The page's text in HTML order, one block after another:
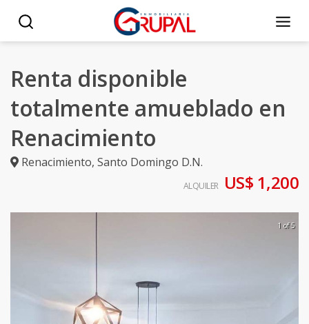
Renta disponible
totalmente amueblado en
Renacimiento
Renacimiento, Santo Domingo D.N.
ALQUILER US$ 1,200
1 of 5